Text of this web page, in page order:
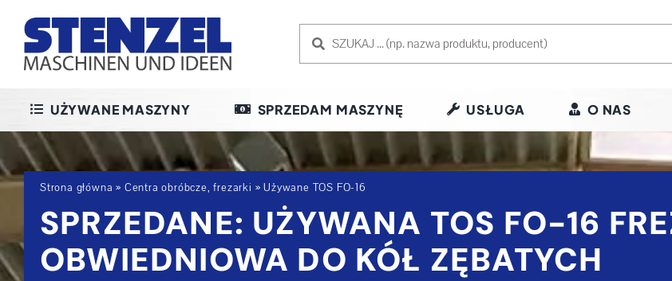
content
UŻYWANE MASZYNY SPRZEDAM MASZYNĘ USŁUGA O NAS
Strona główna » Centra obróbcze, frezarki »Używane TOS FO-16
SPRZEDANE: UŻYWANA TOS FO-16
OBWIEDNIOWA DO KÓŁ ZĘBATYCH